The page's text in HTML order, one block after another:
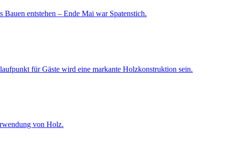
entstehen – Ende Mai war Spatenstich.
für Gäste wird eine markante Holzkonstruktion sein.
von Holz.